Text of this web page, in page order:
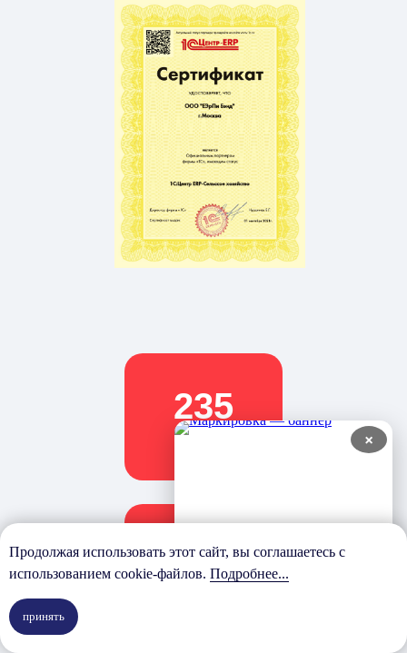
проектов
235
100%
Продолжая использовать этот сайт, вы соглашаетесь с
использованием cookie-файлов. Подробнее...
принять
×